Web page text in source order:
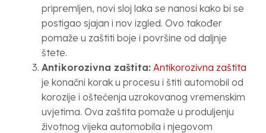
pripremljen, novi sloj laka se nanosi kako bi se
postigao sjajan i nov izgled. Ovo također
pomaže u zaštiti boje i površine od daljnje
štete.
Antikorozivna zaštita: Antikorozivna zaštita
je konačni korak u procesu i štiti automobil od
korozije i oštećenja uzrokovanog vremenskim
uvjetima. Ova zaštita pomaže u produljenju
životnog vijeka automobila i njegovom